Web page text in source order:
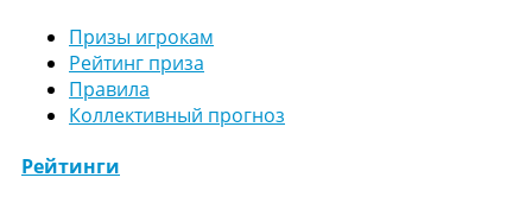
Призы игрокам
Рейтинг приза
Правила
Коллективный прогноз
Рейтинги